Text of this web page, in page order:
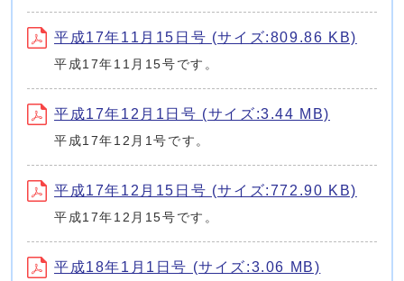
平成17年11月15日号 (サイズ:809.86 KB)
平成17年11月15号です。
平成17年12月1日号 (サイズ:3.44 MB)
平成17年12月1号です。
平成17年12月15日号 (サイズ:772.90 KB)
平成17年12月15号です。
平成18年1月1日号 (サイズ:3.06 MB)